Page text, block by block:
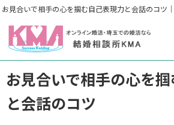
お見合いで相手の心を
と会話のコツ